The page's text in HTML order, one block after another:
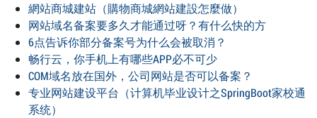
網站商城建站（購物商城網站建設怎麼做）
网站域名备案要多久才能通过呀？有什么快的方
6点告诉你部分备案号为什么会被取消？
畅行云，你手机上有哪些APP必不可少
COM域名放在国外，公司网站是否可以备案？
专业网站建设平台（计算机毕业设计之SpringBoot家校通
系统）